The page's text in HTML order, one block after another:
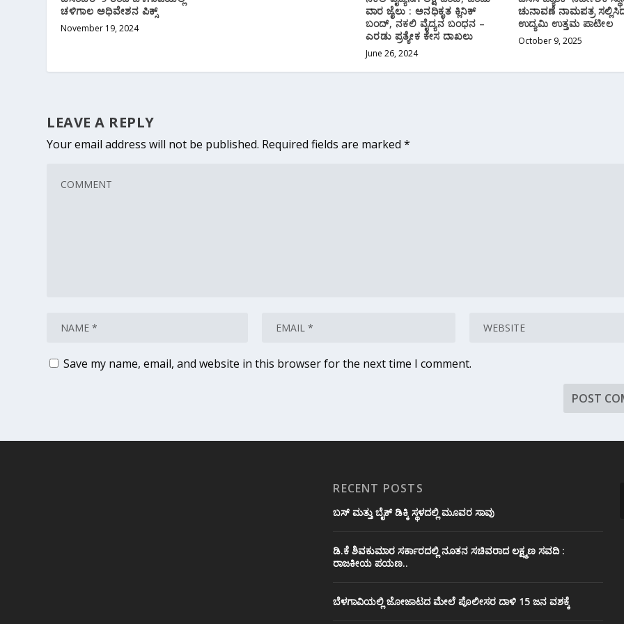
ಚಳಿಗಾಲ ಅಧಿವೇಶನ ಪಿಕ್ಸ್
November 19, 2024
ವಾರ ಜೈಲು : ಅನಧಿಕೃತ ಕ್ಲಿನಿಕ್‌
ಬಂದ್‌, ನಕಲಿ ವೈದ್ಯನ ಬಂಧನ –
ಎರಡು‌ ಪ್ರತ್ಯೇಕ ಕೇಸ ದಾಖಲು
June 26, 2024
ಚುನಾವಣೆ ನಾಮಪತ್ರ
ಉದ್ಯಮಿ ಉತ್ತಮ ಪಾಟೀಲ
October 9, 2025
LEAVE A REPLY
Your email address will not be published. Required fields are marked*
Save my name, email, and website in this browser for the next time I comment.
RECENT POSTS
ಬಸ್ ಮತ್ತು ಬೈಕ್ ಡಿಕ್ಕಿ ಸ್ಥಳದಲ್ಲಿ ಮೂವರ ಸಾವು
ಡಿ.ಕೆ ಶಿವಕುಮಾರ ಸರ್ಕಾರದಲ್ಲಿ ನೂತನ ಸಚಿವರಾದ ಲಕ್ಷ್ಮಣ ಸವದಿ :
ರಾಜಕೀಯ ಪಯಣ..
ಬೆಳಗಾವಿಯಲ್ಲಿ ಜೋಜಾಟದ ಮೇಲೆ ಪೊಲೀಸರ ದಾಳಿ 15 ಜನ ವಶಕ್ಕೆ